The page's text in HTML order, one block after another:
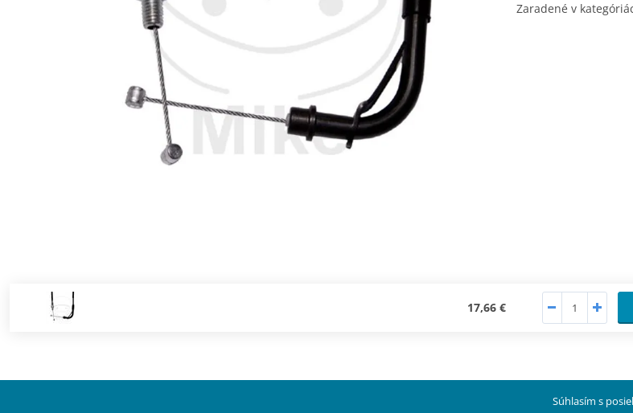
Zaradené v
17,66 €
Súhlasím s